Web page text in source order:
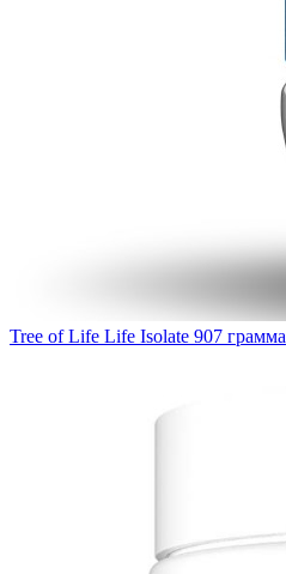
Tree of Life Life Isolate 907 грамма